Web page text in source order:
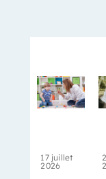
17 juillet
2026